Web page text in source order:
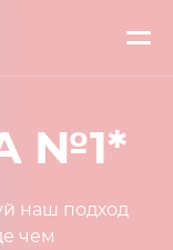
№1*
наш подход
чем